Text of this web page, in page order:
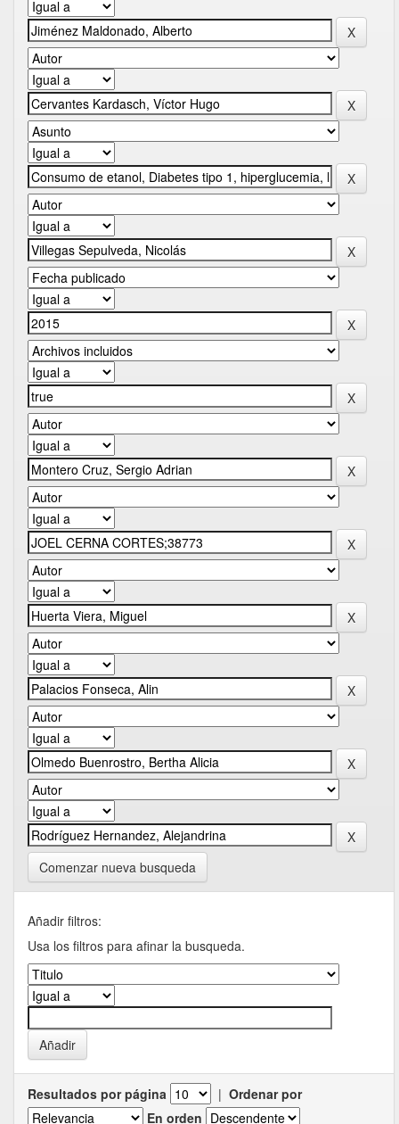
Comenzar nueva busqueda
Añadir filtros:
Usa los filtros para afinar la busqueda.
Resultados por página | Ordenar por
En orden